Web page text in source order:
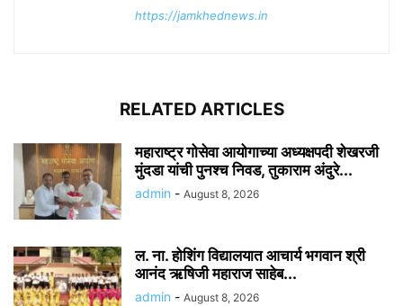
https://jamkhednews.in
RELATED ARTICLES
महाराष्ट्र गोसेवा आयोगाच्या अध्यक्षपदी शेखरजी
मुंदडा यांची पुनश्च निवड, तुकाराम अंदुरे...
admin - August 8, 2026
ल. ना. होशिंग विद्यालयात आचार्य भगवान श्री
आनंद ऋषिजी महाराज साहेब...
admin - August 8, 2026